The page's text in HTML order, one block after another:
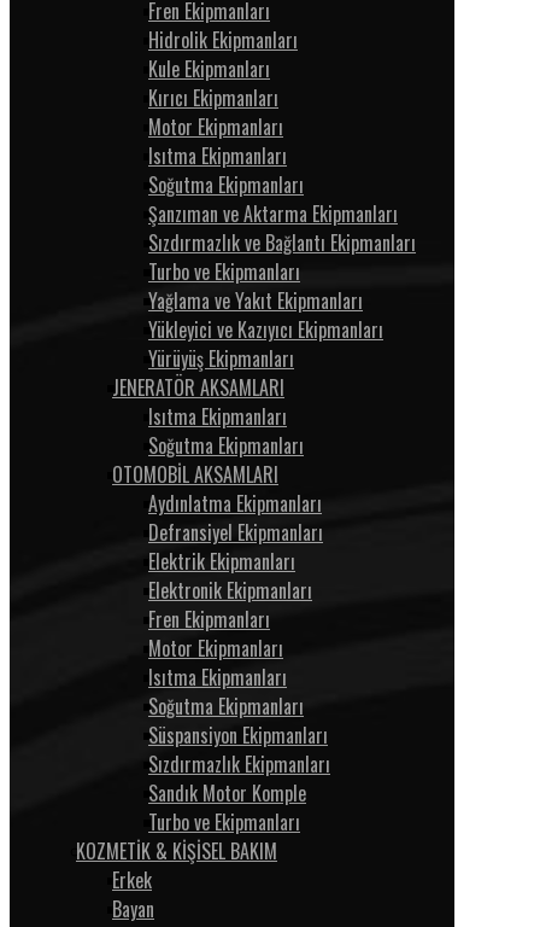
Fren Ekipmanları
Hidrolik Ekipmanları
Kule Ekipmanları
Kırıcı Ekipmanları
Motor Ekipmanları
Isıtma Ekipmanları
Soğutma Ekipmanları
Şanzıman ve Aktarma Ekipmanları
Sızdırmazlık ve Bağlantı Ekipmanları
Turbo ve Ekipmanları
Yağlama ve Yakıt Ekipmanları
Yükleyici ve Kazıyıcı Ekipmanları
Yürüyüş Ekipmanları
JENERATÖR AKSAMLARI
Isıtma Ekipmanları
Soğutma Ekipmanları
OTOMOBİL AKSAMLARI
Aydınlatma Ekipmanları
Defransiyel Ekipmanları
Elektrik Ekipmanları
Elektronik Ekipmanları
Fren Ekipmanları
Motor Ekipmanları
Isıtma Ekipmanları
Soğutma Ekipmanları
Süspansiyon Ekipmanları
Sızdırmazlık Ekipmanları
Sandık Motor Komple
Turbo ve Ekipmanları
KOZMETİK & KİŞİSEL BAKIM
Erkek
Bayan